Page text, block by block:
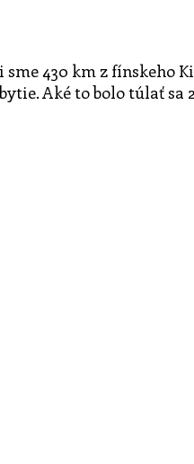
430 km z
Aké to bolo túlať